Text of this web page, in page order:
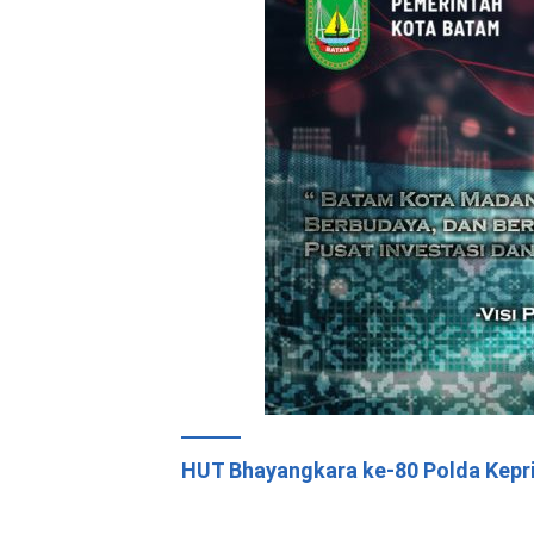
HUT Bhayangkara ke-80 Polda Kepri